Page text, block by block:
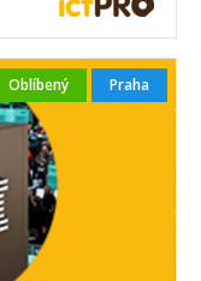
Oblíbený Praha